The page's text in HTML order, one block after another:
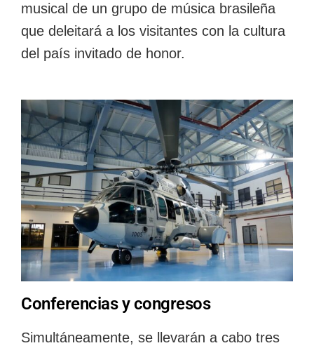
musical de un grupo de música brasileña
que deleitará a los visitantes con la cultura
del país invitado de honor.
Conferencias y congresos
Simultáneamente, se llevarán a cabo tres